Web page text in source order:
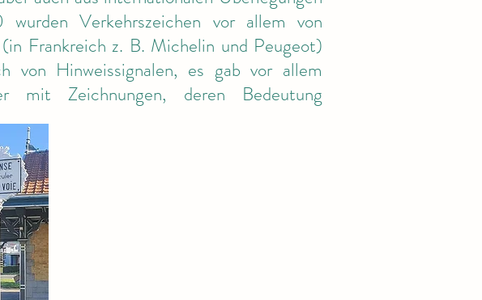
Verkehrszeichen vor allem von
Frankreich z. B. Michelin und Peugeot)
von Hinweissignalen, es gab vor allem
mit Zeichnungen, deren Bedeutung